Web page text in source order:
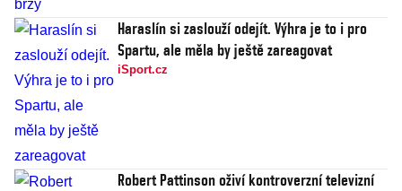
Haraslín si zaslouží odejít. Výhra je to i pro
Spartu, ale měla by ještě zareagovat
iSport.cz
Robert Pattinson oživí kontroverzní televizní